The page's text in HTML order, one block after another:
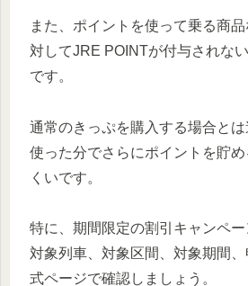
また、ポイントを使って乗る商
対してJRE POINTが付与されな
です。
通常のきっぷを購入する場合と
使った分でさらにポイントを貯
くいです。
特に、期間限定の割引キャンペー
対象列車、対象区間、対象期間
式ページで確認しましょう。